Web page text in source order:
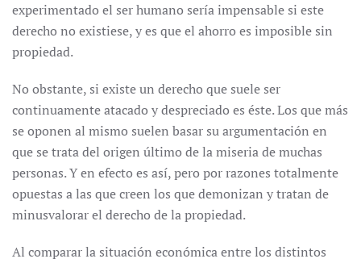
experimentado el ser humano sería impensable si este
derecho no existiese, y es que el ahorro es imposible sin
propiedad.
No obstante, si existe un derecho que suele ser
continuamente atacado y despreciado es éste. Los que más
se oponen al mismo suelen basar su argumentación en
que se trata del origen último de la miseria de muchas
personas. Y en efecto es así, pero por razones totalmente
opuestas a las que creen los que demonizan y tratan de
minusvalorar el derecho de la propiedad.
Al comparar la situación económica entre los distintos